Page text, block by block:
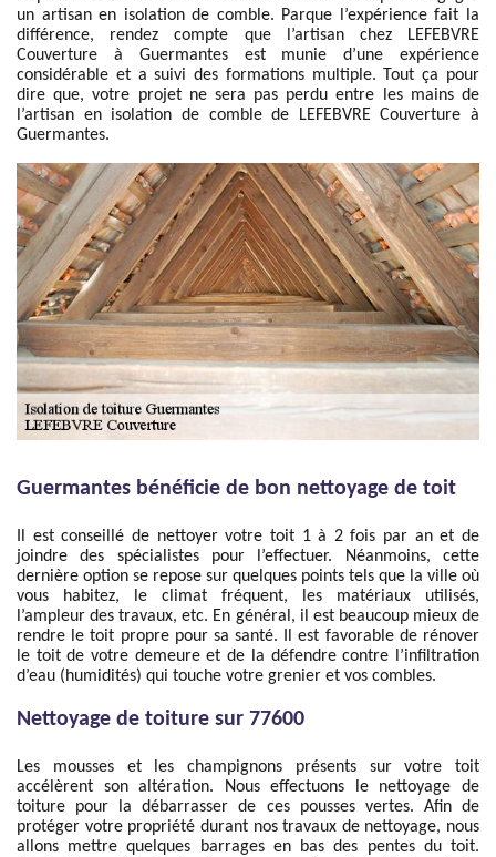
un artisan en isolation de comble. Parque l’expérience fait la
différence, rendez compte que l’artisan chez LEFEBVRE
Couverture à Guermantes est munie d’une expérience
considérable et a suivi des formations multiple. Tout ça pour
dire que, votre projet ne sera pas perdu entre les mains de
l’artisan en isolation de comble de LEFEBVRE Couverture à
Guermantes.
Guermantes bénéficie de bon nettoyage de toit
Il est conseillé de nettoyer votre toit 1 à 2 fois par an et de
joindre des spécialistes pour l’effectuer. Néanmoins, cette
dernière option se repose sur quelques points tels que la ville où
vous habitez, le climat fréquent, les matériaux utilisés,
l’ampleur des travaux, etc. En général, il est beaucoup mieux de
rendre le toit propre pour sa santé. Il est favorable de rénover
le toit de votre demeure et de la défendre contre l’infiltration
d’eau (humidités) qui touche votre grenier et vos combles.
Nettoyage de toiture sur 77600
Les mousses et les champignons présents sur votre toit
accélèrent son altération. Nous effectuons le nettoyage de
toiture pour la débarrasser de ces pousses vertes. Afin de
protéger votre propriété durant nos travaux de nettoyage, nous
allons mettre quelques barrages en bas des pentes du toit.